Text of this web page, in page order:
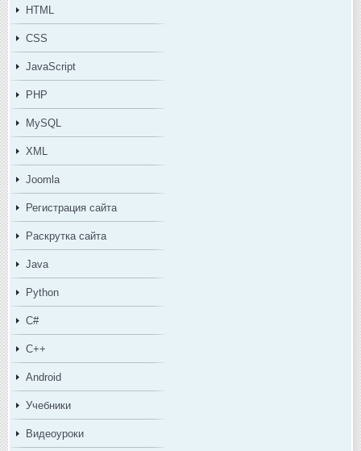
HTML
CSS
JavaScript
PHP
MySQL
XML
Joomla
Регистрация сайта
Раскрутка сайта
Java
Python
C#
C++
Android
Учебники
Видеоуроки